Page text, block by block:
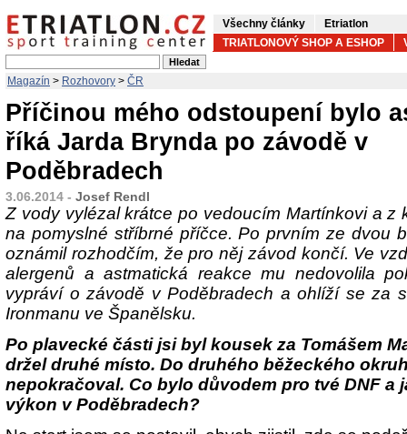
Všechny články
Etriatlon
TRIATLONOVÝ SHOP A ESHOP
Magazín > Rozhovory > ČR
Příčinou mého odstoupení bylo
říká Jarda Brynda po závodě v
Poděbradech
3.06.2014 - Josef Rendl
Z vody vylézal krátce po vedoucím Martínkovi a z
na pomyslné stříbrné příčce. Po prvním ze dvou
oznámil rozhodčím, že pro něj závod končí. Ve
alergenů a astmatická reakce mu nedovolila
vypráví o závodě v Poděbradech a ohlíží se za
Ironmanu ve Španělsku.
Po plavecké části jsi byl kousek za Tomášem
držel druhé místo. Do druhého běžeckého
nepokračoval. Co bylo důvodem pro tvé DNF a
výkon v Poděbradech?